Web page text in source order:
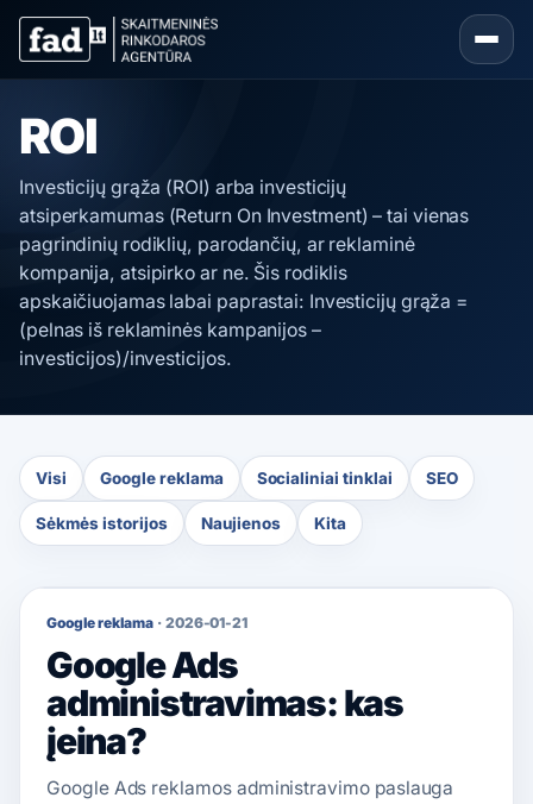
ROI
Investicijų grąža (ROI) arba investicijų
atsiperkamumas (Return On Investment) – tai vienas
pagrindinių rodiklių, parodančių, ar reklaminė
kompanija, atsipirko ar ne. Šis rodiklis
apskaičiuojamas labai paprastai: Investicijų grąža =
(pelnas iš reklaminės kampanijos –
investicijos)/investicijos.
Visi Google reklama Socialiniai tinklai SEO
Sėkmės istorijos Naujienos Kita
Google reklama · 2026-01-21
Google Ads
administravimas: kas
įeina?
Google Ads reklamos administravimo paslauga